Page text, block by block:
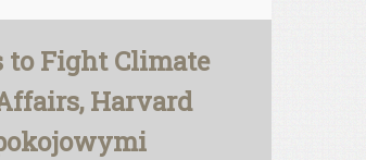
to Fight Climate
Harvard